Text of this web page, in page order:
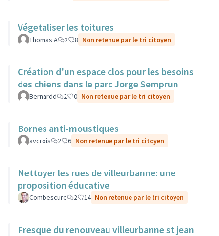
Végetaliser les toitures
Thomas A 2 8 Non retenue par le tri citoyen
Création d'un espace clos pour les besoins
des chiens dans le parc Jorge Semprun
Bernardd 2 0 Non retenue par le tri citoyen
Bornes anti-moustiques
avcrois 2 6 Non retenue par le tri citoyen
Nettoyer les rues de villeurbanne: une
proposition éducative
Combescure 2 14 Non retenue par le tri citoyen
Fresque du renouveau villeurbanne st jean